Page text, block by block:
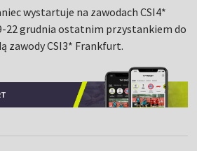
wystartuje na zawodach CSI4*
22 grudnia ostatnim przystankiem do
zawody CSI3* Frankfurt.